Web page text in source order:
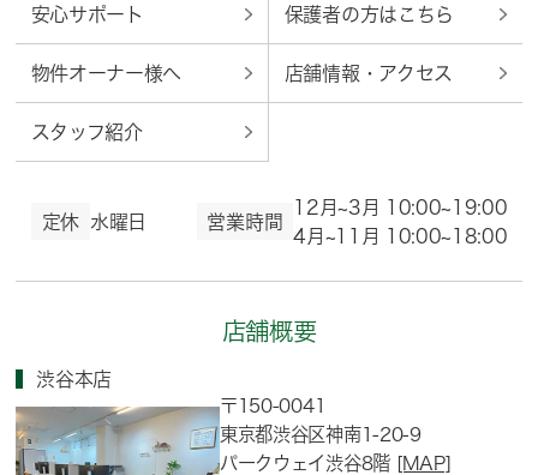
安心サポート 保護者の方はこちら
物件オーナー様へ 店舗情報・アクセス
スタッフ紹介
定休 水曜日 営業時間
12月~3月 10:00~19:00
4月~11月 10:00~18:00
店舗概要
渋谷本店
〒150-0041
東京都渋谷区神南1-20-9
パークウェイ渋谷8階 [MAP]